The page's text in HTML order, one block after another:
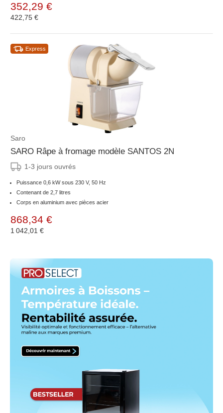
352,29 €
422,75 €
Express
Saro
SARO Râpe à fromage modèle SANTOS 2N
1-3 jours ouvrés
Puissance 0,6 kW sous 230 V, 50 Hz
Contenant de 2,7 litres
Corps en aluminium avec pièces acier
868,34 €
1 042,01 €